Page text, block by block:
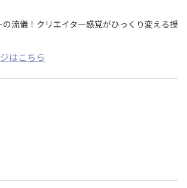
の流儀！クリエイター感覚がひっくり変える授
はこちら